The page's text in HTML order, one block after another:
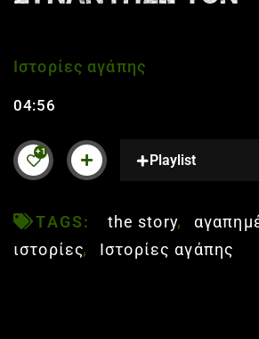
Ιστορίες αγάπης
04:56
+1
Playlist
TAGS: the story
ιστορίες
Ιστορίες αγάπης